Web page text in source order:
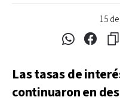
15
Las tasas de
continuaron en